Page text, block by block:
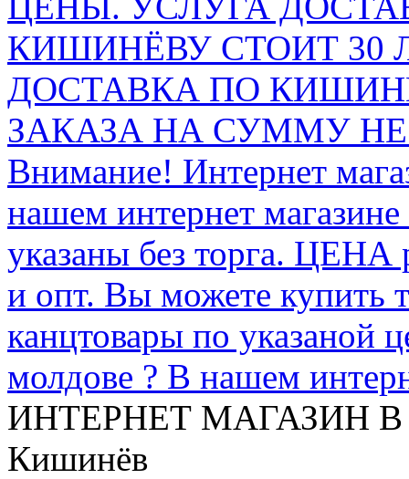
КИШИНЁВУ СТОИТ 30
ДОСТАВКА ПО
ЗАКАЗА НА СУММУ НЕ
Внимание! Интернет
нашем интернет
указаны без торга.
и опт. Вы можете купить
канцтовары по указаной
молдове ? В нашем
ИНТЕРНЕТ МАГАЗИН
Кишинёв